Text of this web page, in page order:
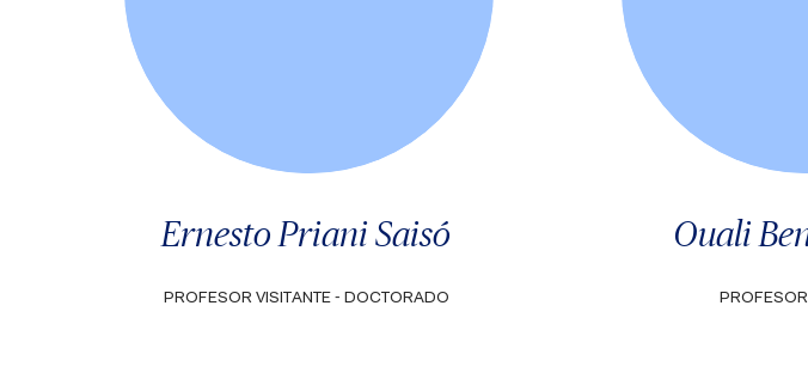
Ernesto Priani Saisó
PROFESOR VISITANTE - DOCTORADO
Ouali